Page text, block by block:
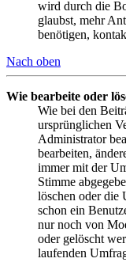
wird durch die
glaubst, mehr
benötigen,
Nach oben
Wie bearbeite oder
Wie bei den
ursprünglichen
Administrator
bearbeiten,
immer mit der
Stimme
löschen oder die
schon ein
nur noch von
oder gelöscht
laufenden